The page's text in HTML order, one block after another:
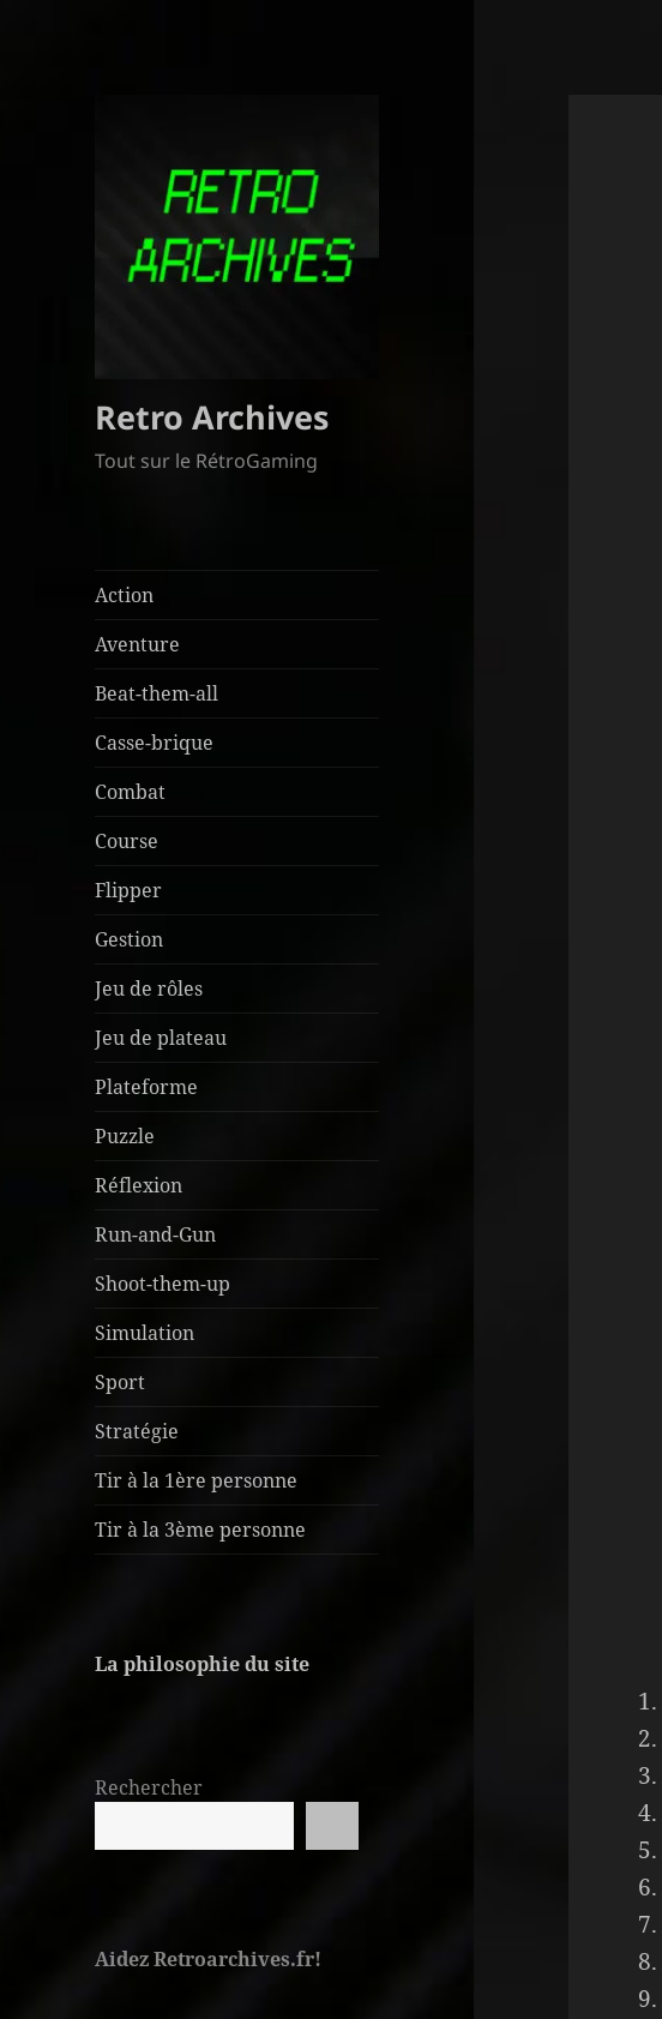
Retro Archives
Tout sur le RétroGaming
Action
Aventure
Beat-them-all
Casse-brique
Combat
Course
Flipper
Gestion
Jeu de rôles
Jeu de plateau
Plateforme
Puzzle
Réflexion
Run-and-Gun
Shoot-them-up
Simulation
Sport
Stratégie
Tir à la 1ère personne
Tir à la 3ème personne
La philosophie du site
Rechercher
Aidez Retroarchives.fr!